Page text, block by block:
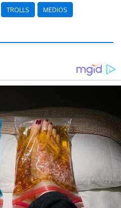
TROLLS MEDIOS